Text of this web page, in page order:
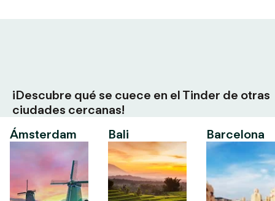
¡Descubre qué se cuece en el Tinder de otras
ciudades cercanas!
Ámsterdam
Bali Barcelona